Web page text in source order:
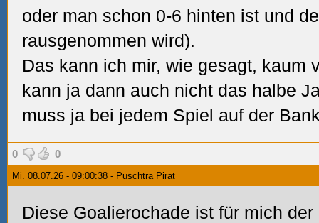
oder man schon 0-6 hinten ist und
rausgenommen wird).
Das kann ich mir, wie gesagt, kaum
kann ja dann auch nicht das halbe
muss ja bei jedem Spiel auf der
0 0
Mi. 08.07.26 - 09:00:38 - Puschtra Pirat
Diese Goalierochade ist für mich